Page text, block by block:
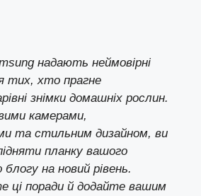
надають неймовірні
тих, хто прагне
знімки домашніх рослин.
камерами,
та стильним дизайном, ви
планку вашого
на новий рівень.
ці поради й додайте вашим